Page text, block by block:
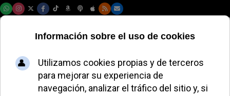
Más de 23.000